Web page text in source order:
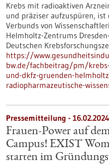
Krebs mit radioaktiven
und präziser aufzuspüren,
Verbunds von
Helmholtz-Zentrums
Deutschen
https://
bw.de/fachbeitrag/pm/
und-dkfz-gruenden-
radiopharmazeutische-
Pressemitteilung - 16.02.2024
Frauen-Power auf
Campus! EXIST
starten im